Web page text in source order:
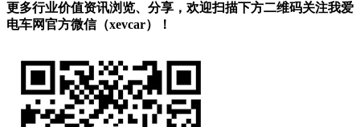
更多行业价值资讯浏览、分享，欢迎扫描下方二维码关注我爱
电车网官方微信（xevcar）！